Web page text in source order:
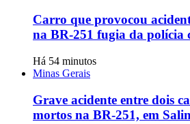
Carro que provocou
na BR-251 fugia da polícia
Há 54 minutos
Minas Gerais
Grave acidente entre dois
mortos na BR-251, em